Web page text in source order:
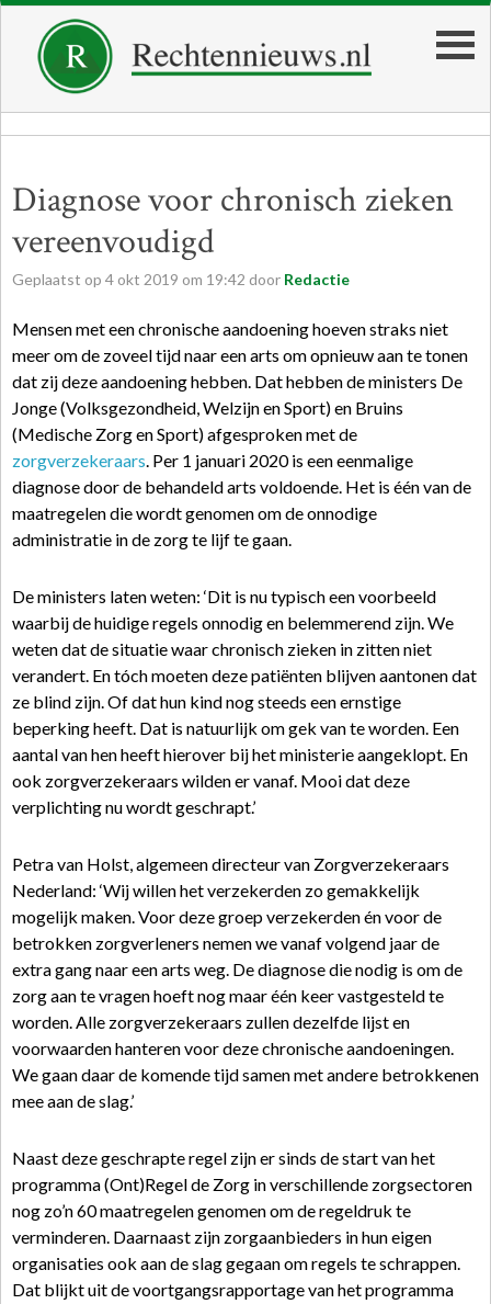
Diagnose voor chronisch zieken
vereenvoudigd
Geplaatst op 4 okt 2019 om 19:42 door Redactie
Mensen met een chronische aandoening hoeven straks niet
meer om de zoveel tijd naar een arts om opnieuw aan te tonen
dat zij deze aandoening hebben. Dat hebben de ministers De
Jonge (Volksgezondheid, Welzijn en Sport) en Bruins
(Medische Zorg en Sport) afgesproken met de
zorgverzekeraars. Per 1 januari 2020 is een eenmalige
diagnose door de behandeld arts voldoende. Het is één van de
maatregelen die wordt genomen om de onnodige
administratie in de zorg te lijf te gaan.
De ministers laten weten: ‘Dit is nu typisch een voorbeeld
waarbij de huidige regels onnodig en belemmerend zijn. We
weten dat de situatie waar chronisch zieken in zitten niet
verandert. En tóch moeten deze patiënten blijven aantonen dat
ze blind zijn. Of dat hun kind nog steeds een ernstige
beperking heeft. Dat is natuurlijk om gek van te worden. Een
aantal van hen heeft hierover bij het ministerie aangeklopt. En
ook zorgverzekeraars wilden er vanaf. Mooi dat deze
verplichting nu wordt geschrapt.’
Petra van Holst, algemeen directeur van Zorgverzekeraars
Nederland: ‘Wij willen het verzekerden zo gemakkelijk
mogelijk maken. Voor deze groep verzekerden én voor de
betrokken zorgverleners nemen we vanaf volgend jaar de
extra gang naar een arts weg. De diagnose die nodig is om de
zorg aan te vragen hoeft nog maar één keer vastgesteld te
worden. Alle zorgverzekeraars zullen dezelfde lijst en
voorwaarden hanteren voor deze chronische aandoeningen.
We gaan daar de komende tijd samen met andere betrokkenen
mee aan de slag.’
Naast deze geschrapte regel zijn er sinds de start van het
programma (Ont)Regel de Zorg in verschillende zorgsectoren
nog zo’n 60 maatregelen genomen om de regeldruk te
verminderen. Daarnaast zijn zorgaanbieders in hun eigen
organisaties ook aan de slag gegaan om regels te schrappen.
Dat blijkt uit de voortgangsrapportage van het programma